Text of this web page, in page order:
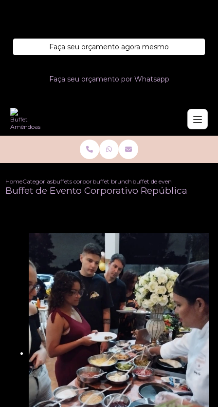
Faça seu orçamento agora mesmo
Faça seu orçamento por Whatsapp
HomeCategoriasbuffets corporativobuffet brunch corporativobuffet de evento corporativo
Buffet de Evento Corporativo República